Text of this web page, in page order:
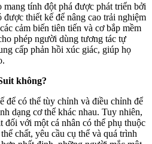
mang tính đột phá được phát triển bởi
thiết kế để nâng cao trải nghiệm
cảm biến tiên tiến và cơ bắp mềm
phép người dùng tương tác tự
cấp phản hồi xúc giác, giúp họ
không?
để có thể tùy chỉnh và điều chỉnh để
dạng cơ thể khác nhau. Tuy nhiên,
đối với một cá nhân có thể phụ thuộc
chất, yêu cầu cụ thể và quá trình